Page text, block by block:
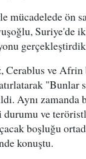
mücadelede ön
Suriye'de
Cerablus ve
"Bunlar
Aynı zamanda
ve
boşluğu
konuştu.